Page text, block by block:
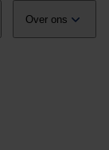
Over ons